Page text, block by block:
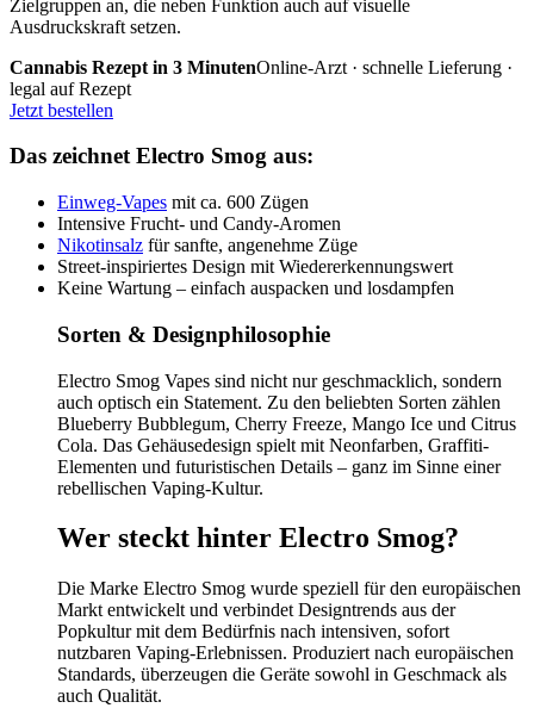
Zielgruppen an, die neben Funktion auch auf visuelle
Ausdruckskraft setzen.
Cannabis Rezept in 3 MinutenOnline-Arzt · schnelle Lieferung ·
legal auf Rezept
Jetzt bestellen
Das zeichnet Electro Smog aus:
Einweg-Vapes mit ca. 600 Zügen
Intensive Frucht- und Candy-Aromen
Nikotinsalz für sanfte, angenehme Züge
Street-inspiriertes Design mit Wiedererkennungswert
Keine Wartung – einfach auspacken und losdampfen
Sorten & Designphilosophie
Electro Smog Vapes sind nicht nur geschmacklich, sondern
auch optisch ein Statement. Zu den beliebten Sorten zählen
Blueberry Bubblegum, Cherry Freeze, Mango Ice und Citrus
Cola. Das Gehäusedesign spielt mit Neonfarben, Graffiti-
Elementen und futuristischen Details – ganz im Sinne einer
rebellischen Vaping-Kultur.
Wer steckt hinter Electro Smog?
Die Marke Electro Smog wurde speziell für den europäischen
Markt entwickelt und verbindet Designtrends aus der
Popkultur mit dem Bedürfnis nach intensiven, sofort
nutzbaren Vaping-Erlebnissen. Produziert nach europäischen
Standards, überzeugen die Geräte sowohl in Geschmack als
auch Qualität.